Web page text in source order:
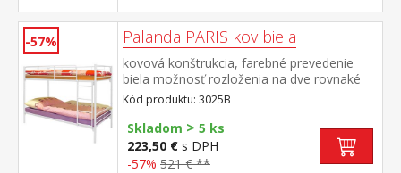
-57% Palanda PARIS kov biela
kovová konštrukcia, farebné prevedenie
biela možnosť rozloženia na dve rovnaké
postele, nosnosť jednej postele 130 kg
cena bez matracov, ale vrátane kovových
roštov, odporúčaný rozmer matracov 90 ×
200 cm maximálna výška matracov 15 cm
(M2, M5, M9, M24, M34, M62, M63)
Kód produktu: 3025B
Skladom > 5 ks
223,50 € s DPH
-57% 521 € **